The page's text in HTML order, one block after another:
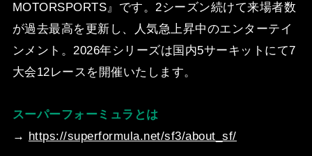
MOTORSPORTS』です。2シーズン続けて来場者数
が過去最⾼を更新し、⼈気急上昇中のエンターテイ
ンメント。2026年シリーズは国内5サーキットにて7
⼤会12レースを開催いたします。
スーパーフォーミュラとは
→ https://superformula.net/sf3/about_sf/